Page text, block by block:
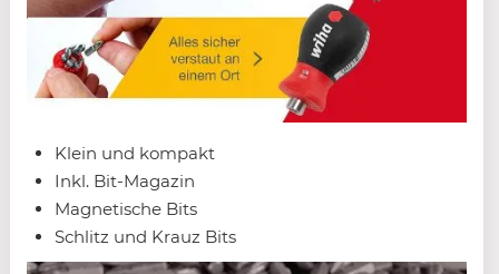
Klein und kompakt
Inkl. Bit-Magazin
Magnetische Bits
Schlitz und Krauz Bits